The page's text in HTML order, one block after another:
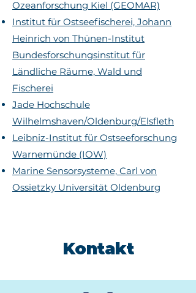
Ozeanforschung Kiel (GEOMAR)
Institut für Ostseefischerei, Johann
Heinrich von Thünen-Institut
Bundesforschungsinstitut für
Ländliche Räume, Wald und
Fischerei
Jade Hochschule
Wilhelmshaven/Oldenburg/Elsfleth
Leibniz-Institut für Ostseeforschung
Warnemünde (IOW)
Marine Sensorsysteme, Carl von
Ossietzky Universität Oldenburg
Kontakt